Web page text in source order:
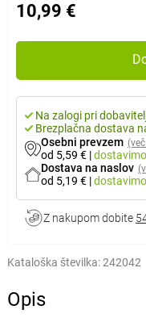
10,99 €
Na zalogi pri
Brezplačna dostava
Osebni prevzem
od 5,59 € |dostavimo
Dostava na naslov
od 5,19 € |dostavimo
Z nakupom dobite
Kataloška številka:242042
Opis